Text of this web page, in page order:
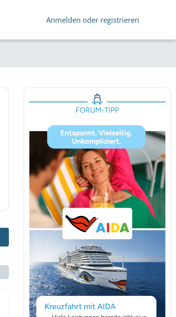
Anmelden oder registrieren